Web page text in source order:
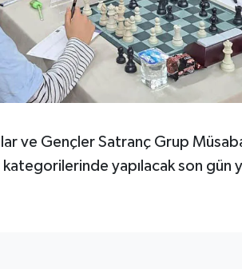
ve Gençler Satranç Grup
yapılacak son gün